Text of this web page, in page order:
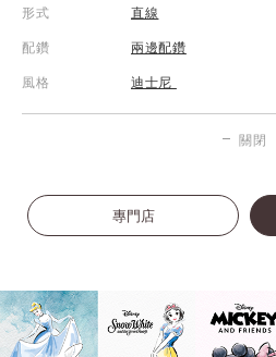
形式 直線
配鑽 兩邊配鑽
風格 迪士尼
關閉
專門店